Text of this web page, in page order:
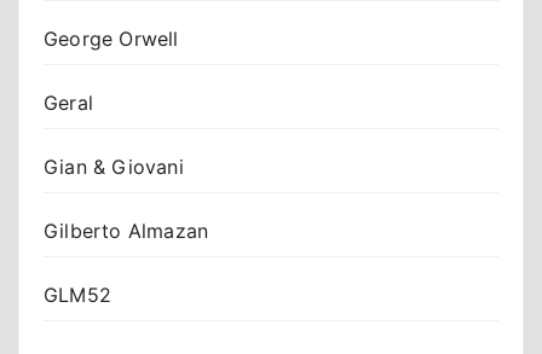
George Orwell
Geral
Gian & Giovani
Gilberto Almazan
GLM52